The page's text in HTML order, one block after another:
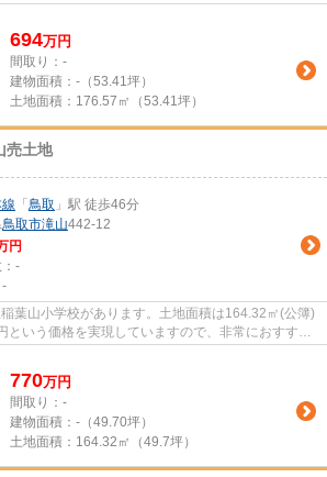
...
694万円
間取り：-
建物面積： -（53.41坪）
土地面積： 176.57㎡（53.41坪）
売土地
「鳥取 」駅 徒歩46分
鳥取市滝山442-12
円
-
-
葉山小学校があります。土地面積は164.32㎡(公簿)
という価格を実現していますので、非常におすすめ
社...
770万円
間取り：-
建物面積： -（49.70坪）
土地面積： 164.32㎡（49.7坪）